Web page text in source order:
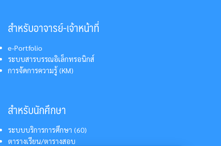
สำหรับอาจารย์-เจ้าหน้าที่
e-Portfolio
ระบบสารบรรณอิเล็กทรอนิกส์
การจัดการความรู้ (KM)
สำหรับนักศึกษา
ระบบบริการการศึกษา (60)
ตารางเรียน/ตารางสอบ